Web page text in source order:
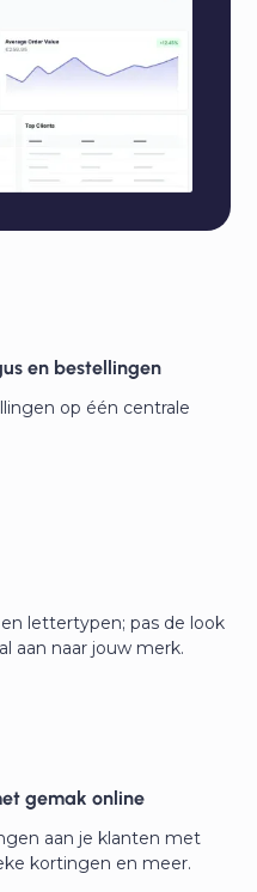
en bestellingen
op één centrale
lettertypen; pas de look
aan naar jouw merk.
gemak online
aan je klanten met
kortingen en meer.